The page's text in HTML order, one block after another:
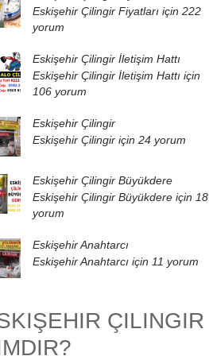
Eskişehir Çilingir Fiyatları için 222
yorum
Eskişehir Çilingir İletişim Hattı
Eskişehir Çilingir İletişim Hattı için
106 yorum
Eskişehir Çilingir
Eskişehir Çilingir için 24 yorum
Eskişehir Çilingir Büyükdere
Eskişehir Çilingir Büyükdere için 18
yorum
Eskişehir Anahtarcı
Eskişehir Anahtarcı için 11 yorum
ÇILINGIR